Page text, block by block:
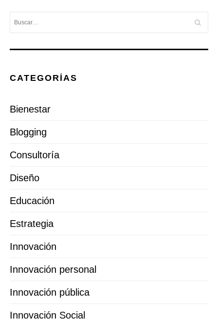
CATEGORÍAS
Bienestar
Blogging
Consultoría
Diseño
Educación
Estrategia
Innovación
Innovación personal
Innovación pública
Innovación Social